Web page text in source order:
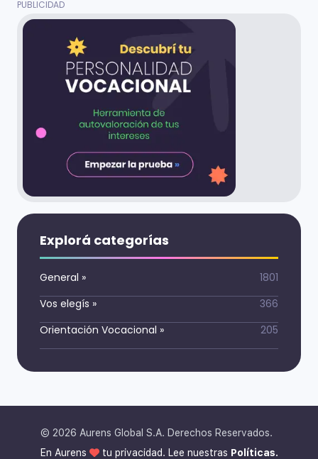
Explorá categorías
General »
1801
Vos elegís »
366
Orientación Vocacional » 205
© 2026 Aurens Global S.A. Derechos Reservados.
En Aurens
tu privacidad. Lee nuestras Políticas.